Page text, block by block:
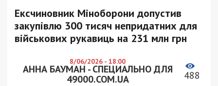
Ексчиновник Міноборони допустив
закупівлю 300 тисяч непридатних для
військових рукавиць на 231 млн грн
8/06/2026 - 18:00
АННА БАУМАН - СПЕЦИАЛЬНО ДЛЯ
49000.COM.UA
488